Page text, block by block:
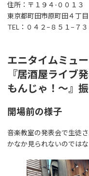
住所：〒１９４-００１３
東京都町田市原町田４丁
TEL：０４２−８５１−７３
エニタイムミュ
『居酒屋ライブ
もんじゃ！〜』
開場前の様子
音楽教室の発表会で生徒
かなか見られないのでは